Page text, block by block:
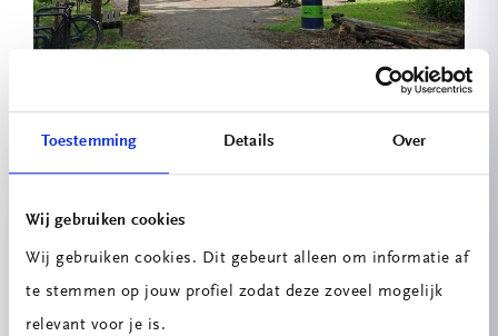
Toestemming Details Over
Wij gebruiken cookies
Wij gebruiken cookies. Dit gebeurt alleen om informatie af
te stemmen op jouw profiel zodat deze zoveel mogelijk
relevant voor je is.
Projecten